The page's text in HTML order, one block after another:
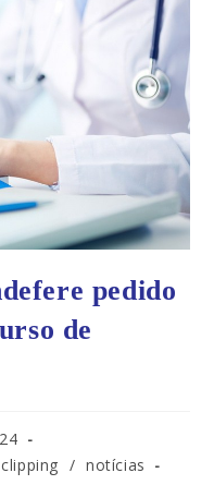
pedido
de
clipping / notícias